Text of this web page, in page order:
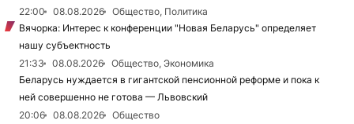
22:00
08.08.2026
Общество, Политика
Вячорка: Интерес к конференции "Новая Беларусь" определяет
нашу субъектность
21:33
08.08.2026
Общество, Экономика
Беларусь нуждается в гигантской пенсионной реформе и пока к
ней совершенно не готова — Львовский
20:06
08.08.2026
Общество